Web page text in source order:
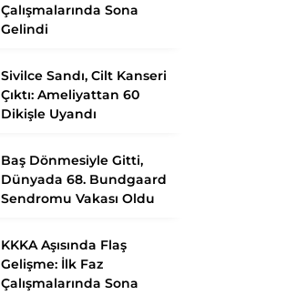
Çalışmalarında Sona
Gelindi
Sivilce Sandı, Cilt Kanseri
Çıktı: Ameliyattan 60
Dikişle Uyandı
Baş Dönmesiyle Gitti,
Dünyada 68. Bundgaard
Sendromu Vakası Oldu
KKKA Aşısında Flaş
Gelişme: İlk Faz
Çalışmalarında Sona